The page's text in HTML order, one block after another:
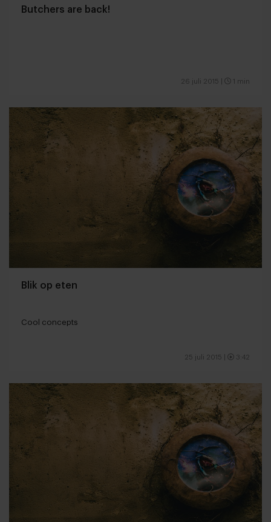
Butchers are back!
26 juli 2015 1 min
Blik op eten
Cool concepts
25 juli 2015 3:42